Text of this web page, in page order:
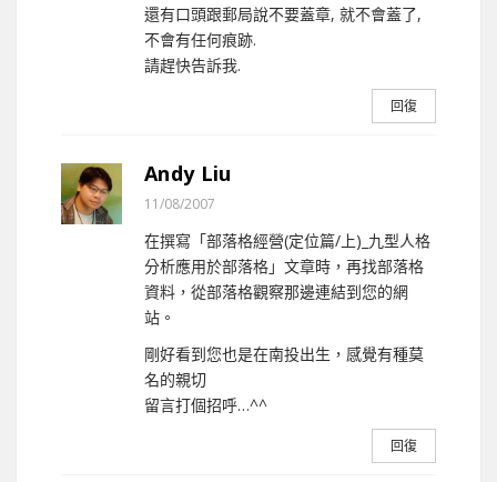
還有口頭跟郵局說不要蓋章, 就不會蓋了,
不會有任何痕跡.
請趕快告訴我.
回復
Andy Liu
11/08/2007
在撰寫「部落格經營(定位篇/上)_九型人格
分析應用於部落格」文章時，再找部落格
資料，從部落格觀察那邊連結到您的網
站。
剛好看到您也是在南投出生，感覺有種莫
名的親切
留言打個招呼…^^
回復